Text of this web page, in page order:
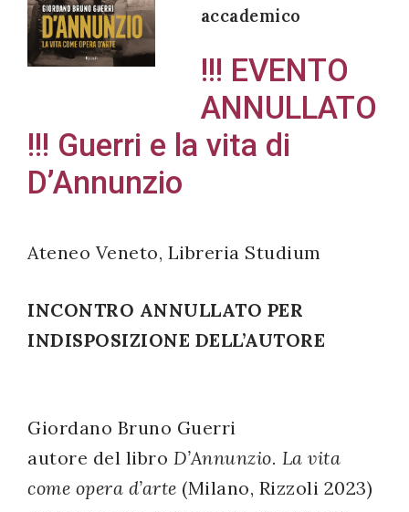
accademico
!!! EVENTO
ANNULLATO
!!! Guerri e la vita di
D’Annunzio
Ateneo Veneto, Libreria Studium
INCONTRO ANNULLATO PER
INDISPOSIZIONE DELL’AUTORE
Giordano Bruno Guerri
autore del libro D’Annunzio. La vita
come opera d’arte (Milano, Rizzoli 2023)
Acconsento
personali in
accordo
con il
196/03
Registrazione